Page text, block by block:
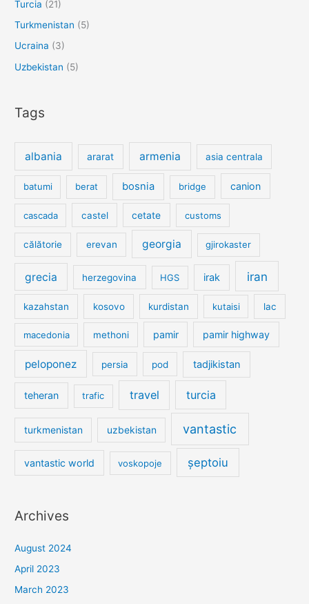
Turcia (21)
Turkmenistan (5)
Ucraina (3)
Uzbekistan (5)
Tags
albania ararat armenia asia centrala
batumi berat bosnia bridge canion
cascada castel cetate customs
călătorie erevan georgia gjirokaster
grecia herzegovina HGS irak iran
kazahstan kosovo kurdistan kutaisi lac
macedonia methoni pamir pamir highway
peloponez persia pod tadjikistan
teheran trafic travel turcia
turkmenistan uzbekistan vantastic
vantastic world voskopoje șeptoiu
Archives
August 2024
April 2023
March 2023